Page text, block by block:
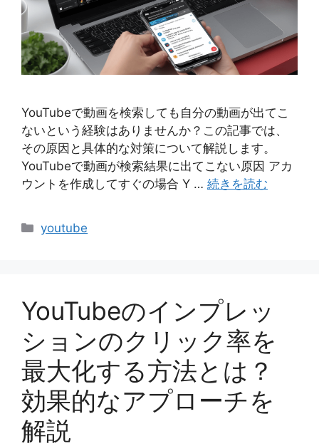
YouTubeで動画を検索しても自分の動画が出てこ
ないという経験はありませんか？この記事では、
その原因と具体的な対策について解説します。
YouTubeで動画が検索結果に出てこない原因 アカ
ウントを作成してすぐの場合 Y … 続きを読む
カ
youtube
YouTubeのインプレッ
ションのクリック率を
最大化する方法とは？
効果的なアプローチを
解説